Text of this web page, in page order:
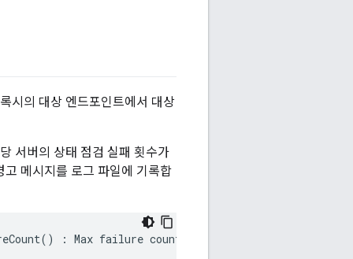
시의 대상 엔드포인트에서 대상
서버의 상태 점검 실패 횟수가
메시지를 로그 파일에 기록합
: Max failure count(10) reached for server :